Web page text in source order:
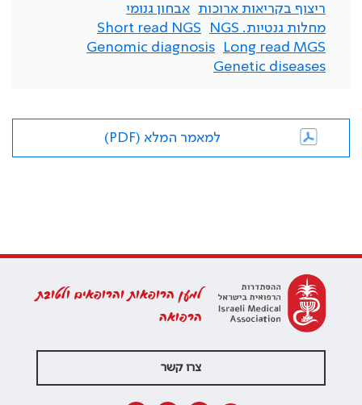
ריצוף בקריאות ארוכות
אבחון גנומי
מחלות גנטיות. NGS
Short read NGS
Long read MGS
Genomic diagnosis
Genetic diseases
למאמר המלא (PDF)
למען הרופאות והרופאים ולטובת
הרפואה
צרו קשר